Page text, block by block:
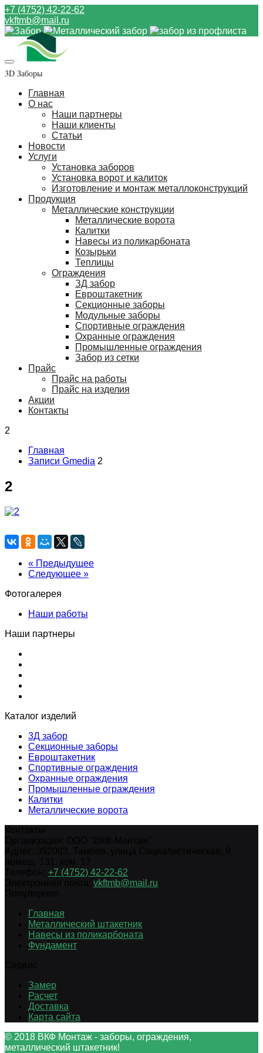
+7 (4752) 42-22-62
vkftmb@mail.ru
3D Заборы
Главная
О нас
Наши партнеры
Наши клиенты
Статьи
Новости
Услуги
Установка заборов
Установка ворот и калиток
Изготовление и монтаж металлоконструкций
Продукция
Металлические конструкции
Металлические ворота
Калитки
Навесы из поликарбоната
Козырьки
Теплицы
Ограждения
ЗД забор
Евроштакетник
Секционные заборы
Модульные заборы
Спортивные ограждения
Охранные ограждения
Промышленные ограждения
Забор из сетки
Прайс
Прайс на работы
Прайс на изделия
Акции
Контакты
2
Главная
Записи Gmedia 2
2
« Предыдущее
Следующее »
Фотогалерея
Наши работы
Наши партнеры
Каталог изделий
3Д забор
Секционные заборы
Евроштакетник
Спортивные ограждения
Охранные ограждения
Промышленные ограждения
Калитки
Металлические ворота
+7 (4752) 42-22-62
vkftmb@mail.ru
Главная
Металлический штакетник
Навесы из поликарбоната
Фундамент
Замер
Расчет
Доставка
Карта сайта
© 2018 ВКФ Монтаж - заборы, ограждения,
металлический штакетник!